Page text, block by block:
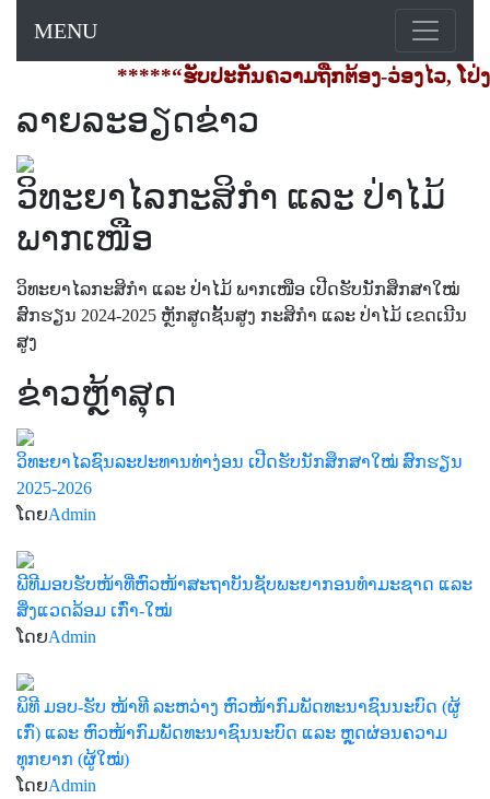
MENU
*****“ຮັບປະກັນຄວາມຖືກຕ້ອງ-ວ່ອງໄວ, ໂປ່
ລາຍລະອຽດຂ່າວ
ວິທະຍາໄລກະສິກຳ ແລະ ປ່າໄມ້
ພາກເໜືອ
ວິທະຍາໄລກະສິກຳ ແລະ ປ່າໄມ້ ພາກເໜືອ ເປີດຮັບນັກສຶກສາໃໝ່
ສົກຮຽນ 2024-2025 ຫຼັກສູດຊັ້ນສູງ ກະສິກຳ ແລະ ປ່າໄມ້ ເຂດເນີນ
ສູງ
ຂ່າວຫຼ້າສຸດ
ວິທະຍາໄລຊົນລະປະທານທ່າງ່ອນ ເປີດຮັບນັກສຶກສາໃໝ່ ສົກຮຽນ
2025-2026
ໂດຍAdmin
ພີທີມອບຮັບໜ້າທີ່ຫົວໜ້າສະຖາບັນຊັບພະຍາກອນທຳມະຊາດ ແລະ
ສິ່ງແວດລ້ອມ ເກົ່າ-ໃໝ່
ໂດຍAdmin
ພິທີ ມອບ-ຮັບ ໜ້າທີ ລະຫວ່າງ ຫົວໜ້າກົມພັດທະນາຊົນນະບົດ (ຜູ້
ເກົ່) ແລະ ຫົວໜ້າກົມພັດທະນາຊົນນະບົດ ແລະ ຫຼຸດຜ່ອນຄວາມ
ທຸກຍາກ (ຜູ້ໃໝ່)
ໂດຍAdmin